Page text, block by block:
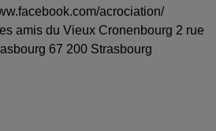
acrociation/
amis du Vieux Cronenbourg 2 rue
67 200 Strasbourg